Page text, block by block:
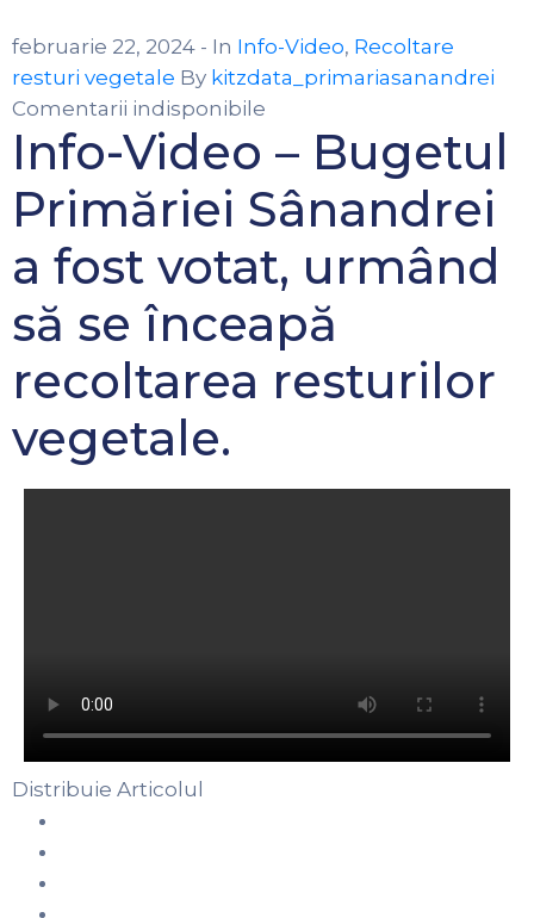
februarie 22, 2024 - In Info-Video‚ Recoltare
resturi vegetale By kitzdata_primariasanandrei
Comentarii indisponibile
Info-Video – Bugetul
Primăriei Sânandrei
a fost votat, urmând
să se înceapă
recoltarea resturilor
vegetale.
Distribuie Articolul